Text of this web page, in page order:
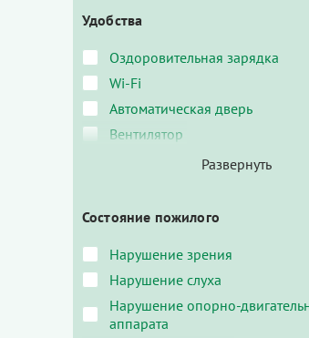
Удобства
Оздоровительная зарядка
Wi-Fi
Автоматическая дверь
Вентилятор
Состояние пожилого
Нарушение зрения
Нарушение слуха
Нарушение опорно-
аппарата